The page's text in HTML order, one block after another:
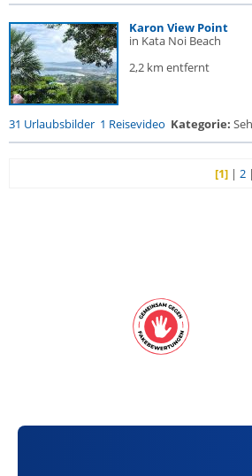
Karon View Point
in Kata Noi Beach
2,2 km entfernt
31 Urlaubsbilder 1 Reisevideo Kategorie:
[1] |2